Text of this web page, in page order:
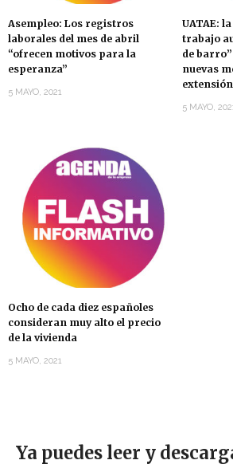
Asempleo: Los registros
laborales del mes de abril
“ofrecen motivos para la
esperanza”
5 MAYO, 2021
UATAE:
trabajo
de
nuevas
5 MAYO,
Ocho de cada diez españoles
consideran muy alto el precio
de la vivienda
5 MAYO, 2021
Ya puedes leer y